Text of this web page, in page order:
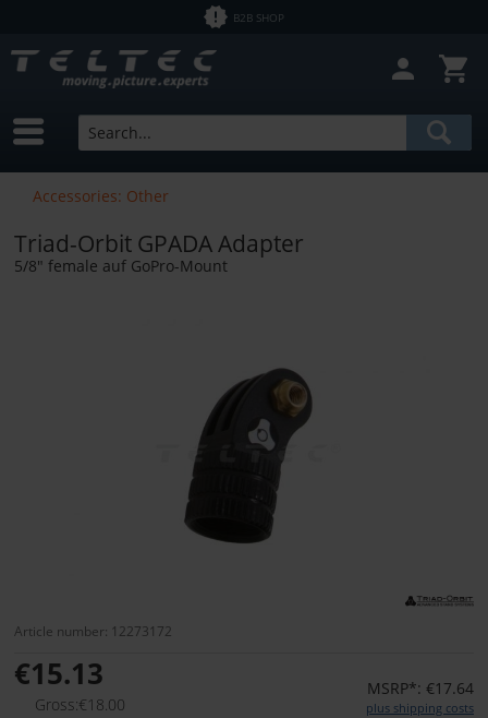
B2B SHOP
Accessories: Other
Triad-Orbit GPADA Adapter
5/8" female auf GoPro-Mount
Article number: 12273172
€15.13
Gross:€18.00
MSRP*: €17.64
plus shipping costs